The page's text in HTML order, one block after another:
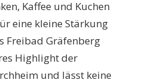
Kaffee und Kuchen
eine kleine Stärkung
Freibad Gräfenberg
Highlight der
und lässt keine